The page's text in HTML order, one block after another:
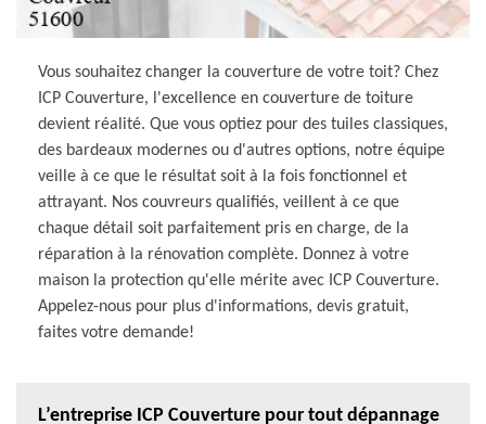
Vous souhaitez changer la couverture de votre toit? Chez
ICP Couverture, l'excellence en couverture de toiture
devient réalité. Que vous optiez pour des tuiles classiques,
des bardeaux modernes ou d'autres options, notre équipe
veille à ce que le résultat soit à la fois fonctionnel et
attrayant. Nos couvreurs qualifiés, veillent à ce que
chaque détail soit parfaitement pris en charge, de la
réparation à la rénovation complète. Donnez à votre
maison la protection qu'elle mérite avec ICP Couverture.
Appelez-nous pour plus d'informations, devis gratuit,
faites votre demande!
L’entreprise ICP Couverture pour tout dépannage